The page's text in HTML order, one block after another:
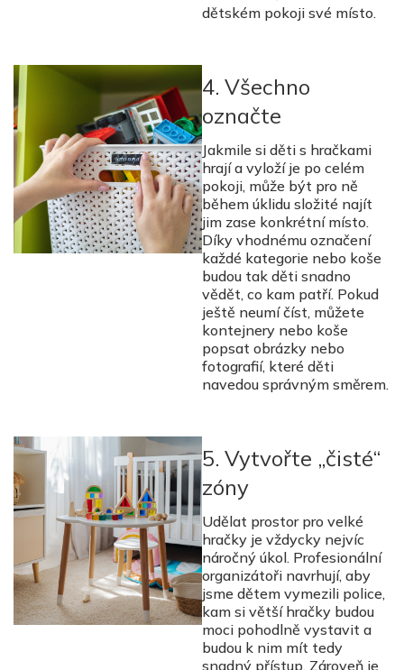
dětském pokoji své místo.
4. Všechno
označte
Jakmile si děti s hračkami
hrají a vyloží je po celém
pokoji, může být pro ně
během úklidu složité najít
jim zase konkrétní místo.
Díky vhodnému označení
každé kategorie nebo koše
budou tak děti snadno
vědět, co kam patří. Pokud
ještě neumí číst, můžete
kontejnery nebo koše
popsat obrázky nebo
fotografií, které děti
navedou správným směrem.
5. Vytvořte „čisté“
zóny
Udělat prostor pro velké
hračky je vždycky nejvíc
náročný úkol. Profesionální
organizátoři navrhují, aby
jsme dětem vymezili police,
kam si větší hračky budou
moci pohodlně vystavit a
budou k nim mít tedy
snadný přístup. Zároveň je